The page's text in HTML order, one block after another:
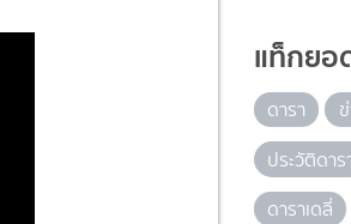
แท็กยอ
ดารา
ประวัติดาร
ดาราเดลี่